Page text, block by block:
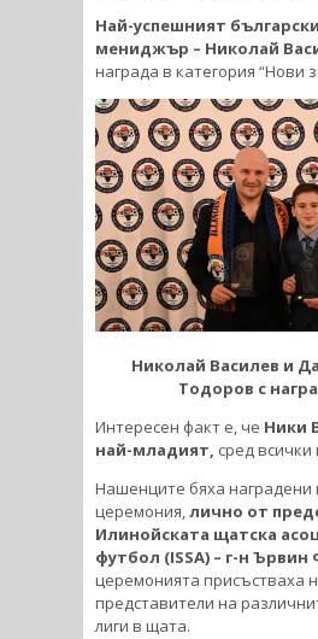
Най-успешният
мениджър – Николай
награда в категория “Нови
Николай Василев и
Тодоров с
Интересен факт е, че Ники
най-младият, сред всички
Нашенците бяха наградени
церемония,лично от
Илинойската щатска
футбол (ISSA) – г-н Ървин
церемонията присъстваха
представители на
лиги в щата.